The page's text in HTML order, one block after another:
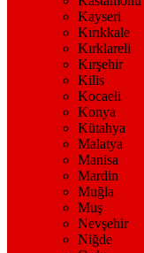
Kayseri
Kırıkkale
Kırklareli
Kırşehir
Kilis
Kocaeli
Konya
Kütahya
Malatya
Manisa
Mardin
Muğla
Muş
Nevşehir
Niğde